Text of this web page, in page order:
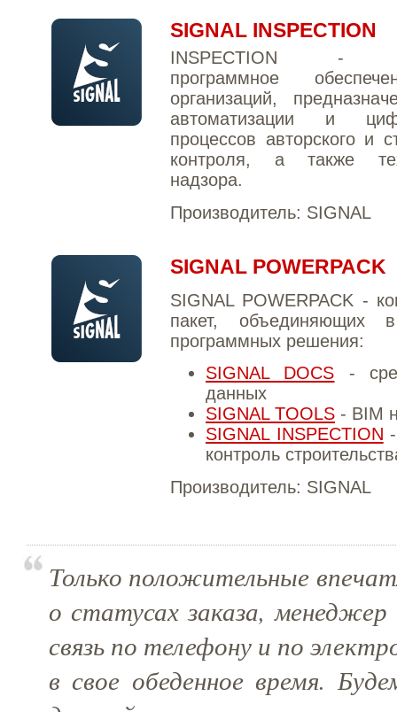
SIGNAL INSPECTION
INSPECTION -
программное
организаций,
автоматизации и
процессов авторского и
контроля, а также
надзора.
Производитель: SIGNAL
SIGNAL POWERPACK
SIGNAL POWERPACK -
пакет,
программных решения:
SIGNAL DOCS -
данных
SIGNAL TOOLS - BIM
SIGNAL INSPECTION
контроль
Производитель: SIGNAL
Только положительные
о статусах заказа, менеджер
связь по телефону и по
в свое обеденное время.